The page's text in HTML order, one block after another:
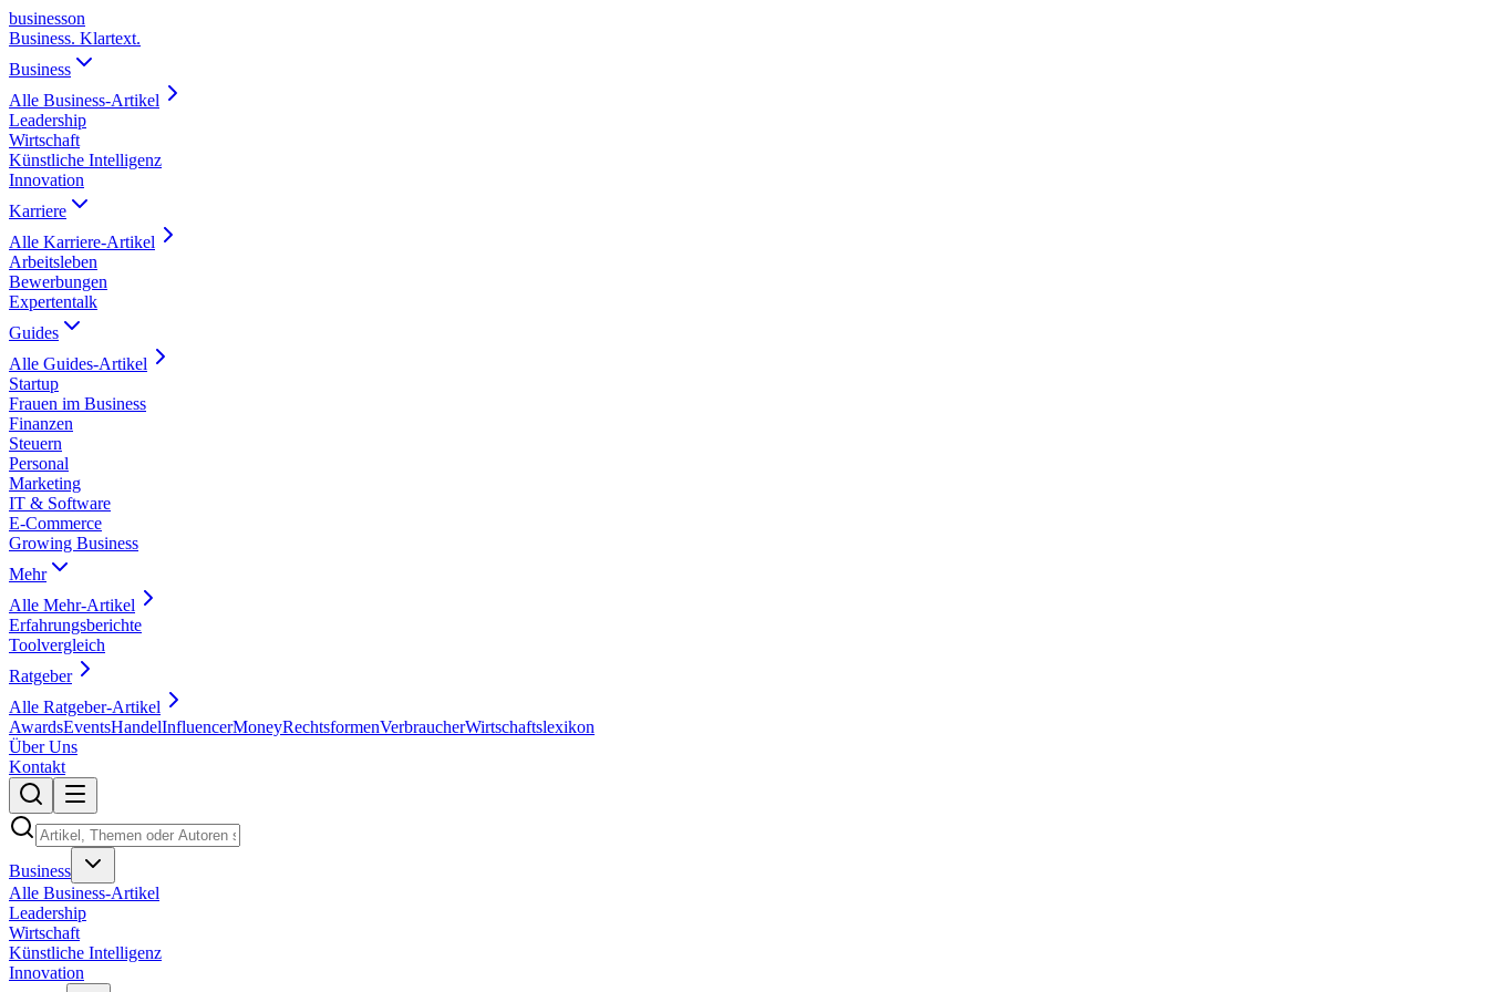
businesson
Business. Klartext.
Business
Alle Business-Artikel
Leadership
Wirtschaft
Künstliche Intelligenz
Innovation
Karriere
Alle Karriere-Artikel
Arbeitsleben
Bewerbungen
Expertentalk
Guides
Alle Guides-Artikel
Startup
Frauen im Business
Finanzen
Steuern
Personal
Marketing
IT & Software
E-Commerce
Growing Business
Mehr
Alle Mehr-Artikel
Erfahrungsberichte
Toolvergleich
Ratgeber
Alle Ratgeber-Artikel
AwardsEventsHandelInfluencerMoneyRechtsformenVerbraucherWirtschaftslexikon
Über Uns
Kontakt
Business
Alle Business-Artikel
Leadership
Wirtschaft
Künstliche Intelligenz
Innovation